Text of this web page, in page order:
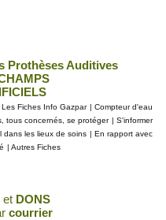
et DONS
courrier
Prothèses Auditives
Les Fiches Info Gazpar | Compteur d'eau
tous concernés, se protéger | S'informer
dans les lieux de soins | En rapport avec
| Autres Fiches